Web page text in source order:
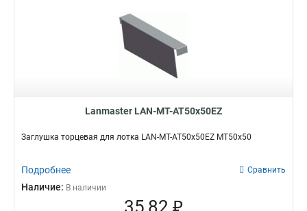
Lanmaster LAN-MT-AT50x50EZ
Заглушка торцевая для лотка LAN-MT-AT50x50EZ MT50x50
Подробнее Сравнить
Наличие: В наличии
35,82 ₽